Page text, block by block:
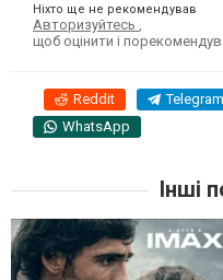
Ніхто ще не рекомендував
Авторизуйтесь
щоб оцінити і
Reddit Telegram
WhatsApp
Інші